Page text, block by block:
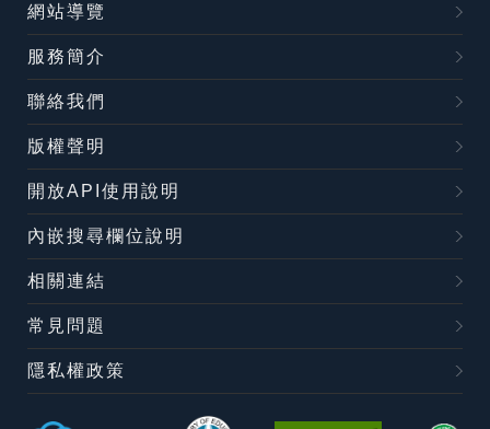
網站導覽
服務簡介
聯絡我們
版權聲明
開放API使用說明
內嵌搜尋欄位說明
相關連結
常見問題
隱私權政策